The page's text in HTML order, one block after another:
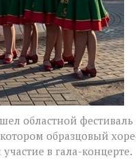
областной
образцовый
в гала-концерте.